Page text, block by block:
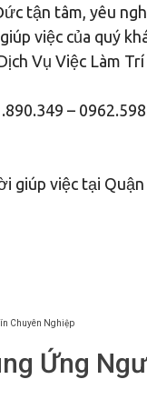
tận tâm, yêu
việc của quý
Vụ Việc Làm
–
giúp việc tại
Chuyên Nghiệp
Ứng